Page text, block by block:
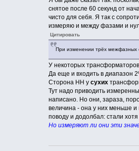
снятое после 60 секунд от
чисто для себя. Я так с
измеряю и между фазами и
Цитировать
При изменении трёх межфазных
У некоторых
Да еще и входить в диапазон
Сторона НН у сухих
Тут надо приводить
написано. Но они, зараза,
величина - она у них меньше и
поводу и додолбал: стали
Но измеряют ли они эти